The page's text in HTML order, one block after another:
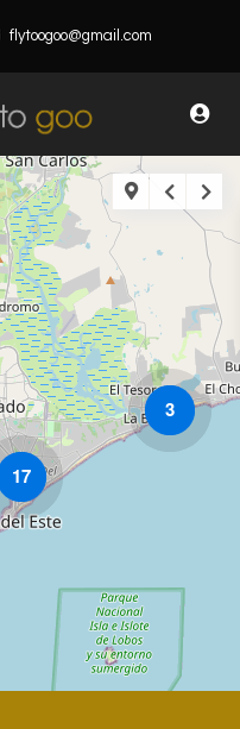
flytoogoo@gmail.com
17
3